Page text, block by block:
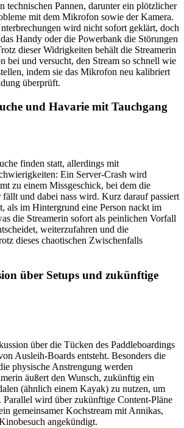
technischen Pannen, darunter ein plötzlicher
mit dem Mikrofon sowie der Kamera.
wird nicht sofort geklärt, doch
Handy oder die Powerbank die Störungen
dieser Widrigkeiten behält die Streamerin
bei und versucht, den Stream so schnell wie
indem sie das Mikrofon neu kalibriert
überprüft.
und Havarie mit Tauchgang
finden statt, allerdings mit
Ein Server-Crash wird
zu einem Missgeschick, bei dem die
fällt und dabei nass wird. Kurz darauf passiert
als im Hintergrund eine Person nackt im
die Streamerin sofort als peinlichen Vorfall
weiterzufahren und die
dieses chaotischen Zwischenfalls
über Setups und zukünftige
über die Tücken des Paddleboardings
Ausleih-Boards entsteht. Besonders die
physische Anstrengung werden
äußert den Wunsch, zukünftig ein
(ähnlich einem Kayak) zu nutzen, um
Parallel wird über zukünftige Content-Pläne
gemeinsamer Kochstream mit Annikas,
angekündigt.